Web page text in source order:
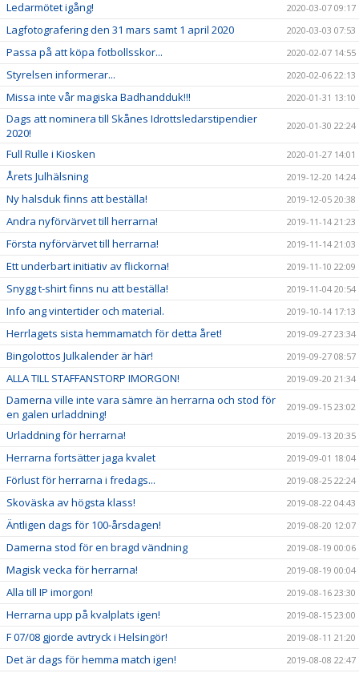
Ledarmötet igång! 2020-03-07 09:17
Lagfotografering den 31 mars samt 1 april 2020 2020-03-03 07:53
Passa på att köpa fotbollsskor... 2020-02-07 14:55
Styrelsen informerar... 2020-02-06 22:13
Missa inte vår magiska Badhandduk!!! 2020-01-31 13:10
Dags att nominera till Skånes Idrottsledarstipendier
2020!
2020-01-30 22:24
Full Rulle i Kiosken 2020-01-27 14:01
Årets Julhälsning 2019-12-20 14:24
Ny halsduk finns att beställa! 2019-12-05 20:38
Andra nyförvärvet till herrarna! 2019-11-14 21:23
Första nyförvärvet till herrarna! 2019-11-14 21:03
Ett underbart initiativ av flickorna! 2019-11-10 22:09
Snygg t-shirt finns nu att beställa! 2019-11-04 20:54
Info ang vintertider och material. 2019-10-14 17:13
Herrlagets sista hemmamatch för detta året! 2019-09-27 23:34
Bingolottos Julkalender är här! 2019-09-27 08:57
ALLA TILL STAFFANSTORP IMORGON! 2019-09-20 21:34
Damerna ville inte vara sämre än herrarna och stod för
en galen urladdning!
2019-09-15 23:02
Urladdning för herrarna! 2019-09-13 20:35
Herrarna fortsätter jaga kvalet 2019-09-01 18:04
Förlust för herrarna i fredags... 2019-08-25 22:24
Skoväska av högsta klass! 2019-08-22 04:43
Äntligen dags för 100-årsdagen! 2019-08-20 12:07
Damerna stod för en bragd vändning 2019-08-19 00:06
Magisk vecka för herrarna! 2019-08-19 00:04
Alla till IP imorgon! 2019-08-16 23:30
Herrarna upp på kvalplats igen! 2019-08-15 23:00
F 07/08 gjorde avtryck i Helsingör! 2019-08-11 21:20
Det är dags för hemma match igen! 2019-08-08 22:47